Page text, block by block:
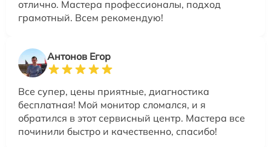
отлично. Мастера профессионалы, подход
грамотный. Всем рекомендую!
Антонов Егор
Все супер, цены приятные, диагностика
бесплатная! Мой монитор сломался, и я
обратился в этот сервисный центр. Мастера все
починили быстро и качественно, спасибо!